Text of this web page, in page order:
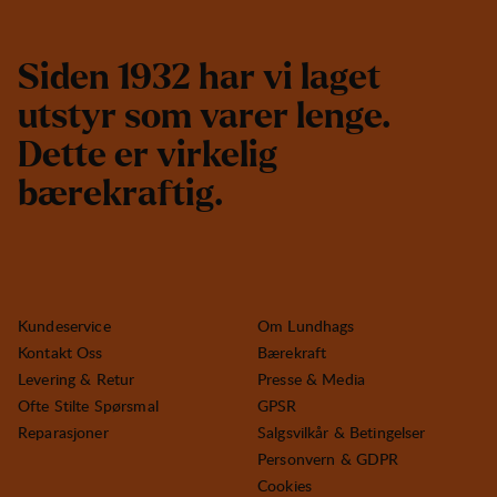
Siden 1932 har vi laget
utstyr som varer lenge.
Dette er virkelig
bærekraftig.
Kundeservice
Kontakt Oss
Levering & Retur
Ofte Stilte Spørsmal
Reparasjoner
Om Lundhags
Bærekraft
Presse & Media
GPSR
Salgsvilkår & Betingelser
Personvern & GDPR
Cookies